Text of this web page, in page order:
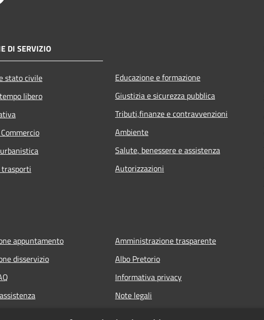
DI SERVIZIO
stato civile
libero
Educazione e formazione
Giustizia e sicurezza pubblica
Tributi,finanze e contravvenzioni
Ambiente
Salute, benessere e assistenza
Autorizzazioni
appuntamento
disservizio
Amministrazione trasparente
Albo Pretorio
Informativa privacy
Note legali